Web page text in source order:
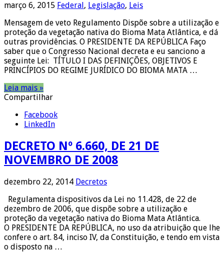
março 6, 2015 Federal , Legislação, Leis
Mensagem de veto Regulamento Dispõe sobre a utilização e
proteção da vegetação nativa do Bioma Mata Atlântica, e dá
outras providências. O PRESIDENTE DA REPÚBLICA Faço
saber que o Congresso Nacional decreta e eu sanciono a
seguinte Lei: TÍTULO I DAS DEFINIÇÕES, OBJETIVOS E
PRINCÍPIOS DO REGIME JURÍDICO DO BIOMA MATA …
Leia mais »
Compartilhar
Facebook
LinkedIn
DECRETO Nº 6.660, DE 21 DE
NOVEMBRO DE 2008
dezembro 22, 2014 Decretos
Regulamenta dispositivos da Lei no 11.428, de 22 de
dezembro de 2006, que dispõe sobre a utilização e
proteção da vegetação nativa do Bioma Mata Atlântica.
O PRESIDENTE DA REPÚBLICA, no uso da atribuição que lhe
confere o art. 84, inciso IV, da Constituição, e tendo em vista
o disposto na …